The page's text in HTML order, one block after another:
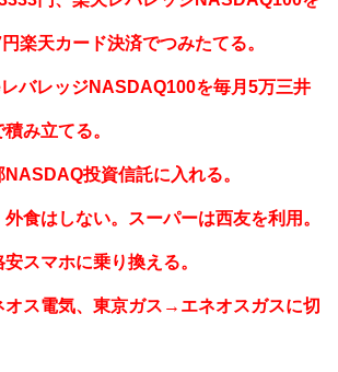
楽天カード決済でつみたてる。
バレッジNASDAQ100を毎月5万三井
み立てる。
NASDAQ投資信託に入れる。
外食はしない。スーパーは西友を利用。
安スマホに乗り換える。
オス電気、東京ガス→エネオスガスに切